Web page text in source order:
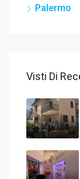
Palermo
Visti Di